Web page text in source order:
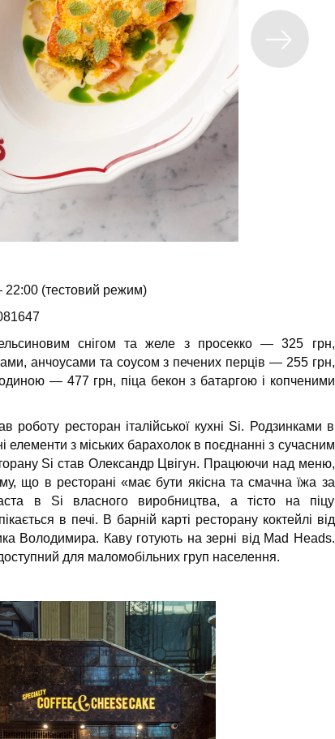
(тестовий режим)
снігом та желе з просекко — 325 грн,
анчоусами та соусом з печених перців — 255 грн,
— 477 грн, піца бекон з батаргою і копченими
роботу ресторан італійської кухні Si. Родзинками в
елементи з міських барахолок в поєднанні з сучасним
Si став Олександр Цвігун. Працюючи над меню,
що в ресторані «має бути якісна та смачна їжа за
в Si власного виробництва, а тісто на піцу
в печі. В барній карті ресторану коктейлі від
Володимира. Каву готують на зерні від Mad Heads.
для маломобільних груп населення.